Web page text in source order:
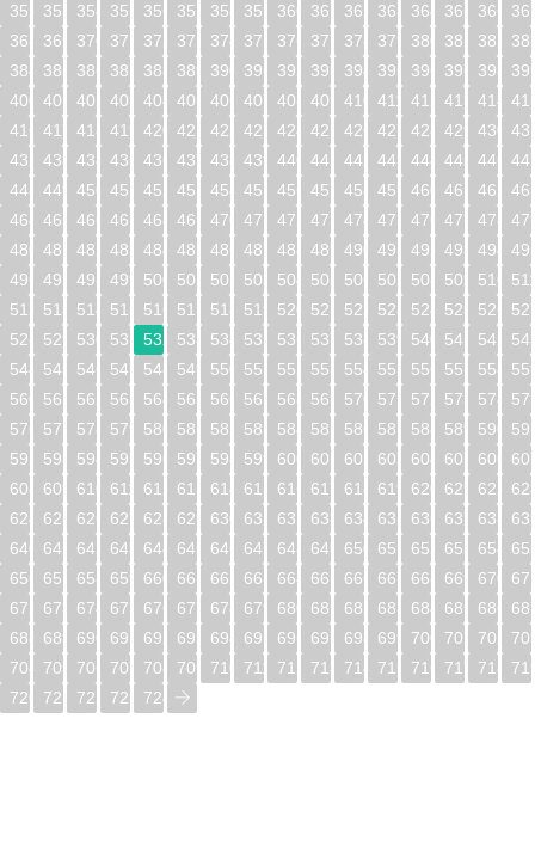
352
353 354 355 356 357 358 359 360 361 362 363 364 365 366
368
369 370 371 372 373 374 375 376 377 378 379 380 381 382
384
385 386 387 388 389 390 391 392 393 394 395 396 397 398
400
401 402 403 404 405 406 407 408 409 410 411 412 413 414
416
417 418 419 420 421 422 423 424 425 426 427 428 429 430
432
433 434 435 436 437 438 439 440 441 442 443 444 445 446
448
449 450 451 452 453 454 455 456 457 458 459 460 461 462
464
465 466 467 468 469 470 471 472 473 474 475 476 477 478
480
481 482 483 484 485 486 487 488 489 490 491 492 493 494
496
497 498 499 500 501 502 503 504 505 506 507 508 509 510
512
513 514 515 516 517 518 519 520 521 522 523 524 525 526
528
529 530 531 532 533 534 535 536 537 538 539 540 541 542
544
545 546 547 548 549 550 551 552 553 554 555 556 557 558
560
561 562 563 564 565 566 567 568 569 570 571 572 573 574
576
577 578 579 580 581 582 583 584 585 586 587 588 589 590
592
593 594 595 596 597 598 599 600 601 602 603 604 605 606
608
609 610 611 612 613 614 615 616 617 618 619 620 621 622
624
625 626 627 628 629 630 631 632 633 634 635 636 637 638
640
641 642 643 644 645 646 647 648 649 650 651 652 653 654
656
657 658 659 660 661 662 663 664 665 666 667 668 669 670
672
673 674 675 676 677 678 679 680 681 682 683 684 685 686
688
689 690 691 692 693 694 695 696 697 698 699 700 701 702
704
705 706 707 708 709 710 711 712 713 714 715 716 717 718
720
721 722 723 724